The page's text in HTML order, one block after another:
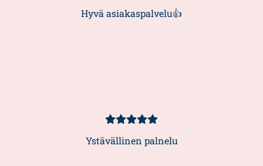
5/5
Hyvä asiakaspalvelu👍
Kundbetyg
5/5
Ystävällinen palnelu